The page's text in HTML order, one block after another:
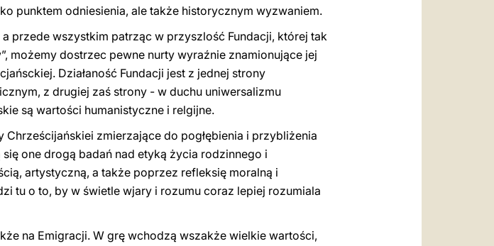
punktem odniesienia, ale także historycznym wyzwaniem.
przede wszystkim patrząc w przyszlość Fundacji, której tak
możemy dostrzec pewne nurty wyraźnie znamionujące jej
Działaność Fundacji jest z jednej strony
cznym, z drugiej zaś strony - w duchu uniwersalizmu
są wartości humanistyczne i relgijne.
zmierzające do pogłębienia i przybliżenia
one drogą badań nad etyką życia rodzinnego i
artystyczną, a także poprzez refleksię moralną i
tu o to, by w świetle wjary i rozumu coraz lepiej rozumiala
na Emigracji. W grę wchodzą wszakże wielkie wartości,